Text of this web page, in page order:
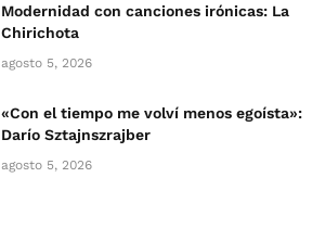
Modernidad con canciones irónicas: La
Chirichota
agosto 5, 2026
«Con el tiempo me volví menos egoísta»:
Darío Sztajnszrajber
agosto 5, 2026